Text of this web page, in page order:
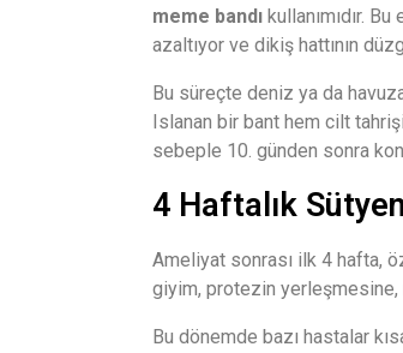
meme bandı kullanımıdır.
azaltıyor ve dikiş hattının
Bu süreçte deniz ya da
Islanan bir bant hem cilt
sebeple 10. günden sonra
4 Haftalık
Ameliyat sonrası ilk 4 hafta,
giyim, protezin yerleşmesine,
Bu dönemde bazı hastalar